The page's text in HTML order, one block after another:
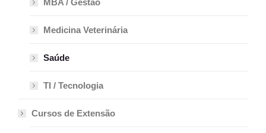
MBA / Gestão
Medicina Veterinária
Saúde
TI / Tecnologia
Cursos de Extensão